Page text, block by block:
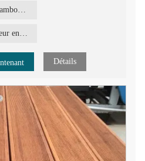
le parquet extérieur en bambou
en bambou REBO répond à la
caractéristiques sont
Plancher de terrasse en bambou respectueux de l'environnement
Revêtement de sol extérieur en bambou d'apparence magnifique
Détails